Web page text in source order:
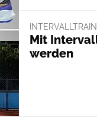
Mit
werden